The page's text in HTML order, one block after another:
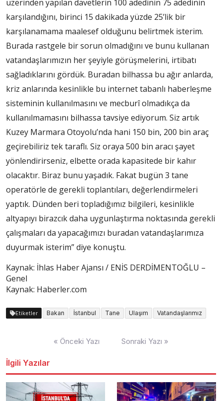
üzerinden yapılan davetlerin 100 adedinin 75 adedinin
karşılandığını, birinci 15 dakikada yüzde 25’lik bir
karşılanamama maalesef olduğunu belirtmek isterim.
Burada rastgele bir sorun olmadığını ve bunu kullanan
vatandaşlarımızın her şeyiyle görüşmelerini, irtibatı
sağladıklarını gördük. Buradan bilhassa bu ağır anlarda,
kriz anlarında kesinlikle bu internet tabanlı haberleşme
sisteminin kullanılmasını ve mecburî olmadıkça da
kullanılmamasını bilhassa tavsiye ediyorum. Siz artık
Kuzey Marmara Otoyolu’nda hani 150 bin, 200 bin araç
geçirebiliriz tek taraflı. Siz oraya 500 bin aracı şayet
yönlendirirseniz, elbette orada kapasitede bir kahır
olacaktır. Biraz bunu yaşadık. Fakat bugün 3 tane
operatörle de gerekli toplantıları, değerlendirmeleri
yaptık. Dünden beri topladığımız bilgileri, kesinlikle
altyapıyı birazcık daha uygunlaştırma noktasında gerekli
çalışmaları da yapacağımızı buradan vatandaşlarımıza
duyurmak isterim” diye konuştu.
Kaynak: İhlas Haber Ajansı / ENİS DERDİMENTOĞLU –
Genel
Kaynak: Haberler.com
Etiketler Bakan İstanbul Tane Ulaşım Vatandaşlarımız
« Önceki Yazı Sonraki Yazı »
İlgili Yazılar